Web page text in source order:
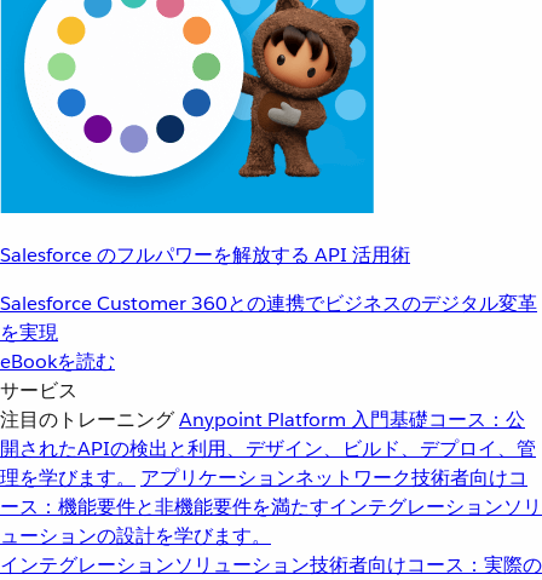
Salesforce のフルパワーを解放する API 活用術
Salesforce Customer 360との連携でビジネスのデジタル変革
を実現
eBookを読む
サービス
注目のトレーニングAnypoint Platform 入門基礎コース：公
開されたAPIの検出と利用、デザイン、ビルド、デプロイ、管
理を学びます。
アプリケーションネットワーク技術者向けコ
ース：機能要件と非機能要件を満たすインテグレーションソリ
ューションの設計を学びます。
インテグレーションソリューション技術者向けコース：実際の